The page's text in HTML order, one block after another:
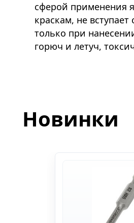
сферой применения
краскам, не
только при
горюч и летуч,
Новинки